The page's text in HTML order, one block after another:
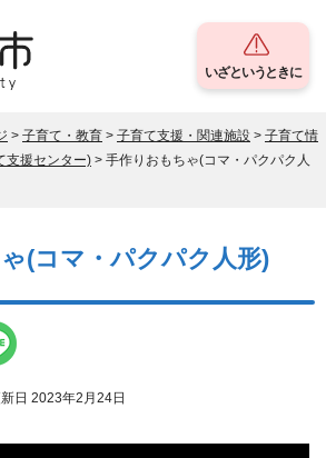
いざというときに
> 子育て・教育 > 子育て支援・関連施設 > 子育て情
支援センター) > 手作りおもちゃ(コマ・パクパク人
(コマ・パクパク人形)
日 2023年2月24日